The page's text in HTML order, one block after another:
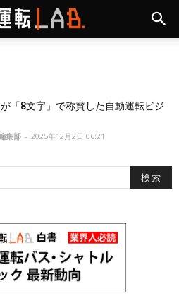
「8文字」で称賛した自動運転ビジ
集部 - 2025年12月2日 06:21